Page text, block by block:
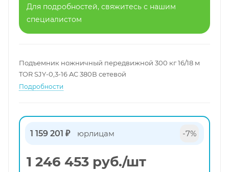
Для подробностей, свяжитесь с нашим
специалистом
Подъемник ножничный передвижной 300 кг 16/18 м
TOR SJY-0,3-16 AC 380В сетевой
Подробности
1 159 201 ₽ юрлицам -7%
1 246 453 руб./шт